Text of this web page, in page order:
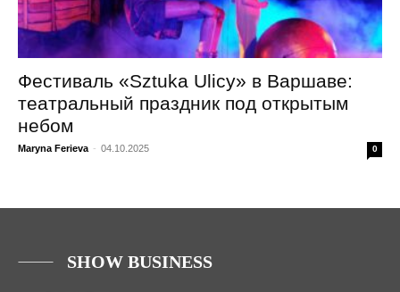
Фестиваль «Sztuka Ulicy» в Варшаве:
театральный праздник под открытым
небом
Maryna Ferieva - 04.10.2025 0
SHOW BUSINESS